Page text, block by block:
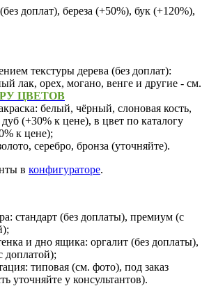
доплат), береза (+50%), бук (+120%),
текстуры дерева (без доплат):
лак, орех, могано, венге и другие - см.
ЦВЕТОВ
белый, чёрный, слоновая кость,
(+30% к цене), в цвет по каталогу
к цене);
серебро, бронза (уточняйте).
в конфигураторе.
стандарт (без доплаты), премиум (с
и дно ящика: оргалит (без доплаты),
доплатой);
типовая (см. фото), под заказ
уточняйте у консультантов).